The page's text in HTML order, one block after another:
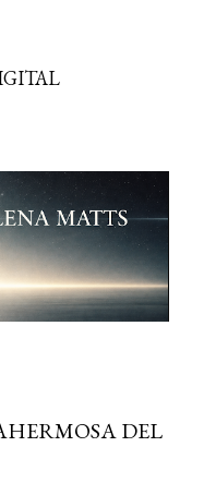
DEL